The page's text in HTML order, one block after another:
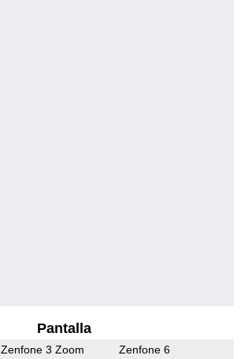
Pantalla
Zenfone 3 Zoom Zenfone 6